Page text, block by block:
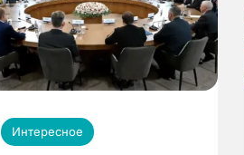
Интересное